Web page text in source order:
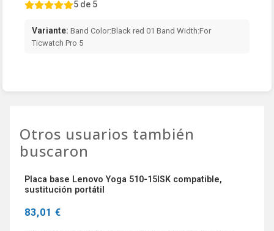
5 de 5
Variante: Band Color:Black red 01 Band Width:For
Ticwatch Pro 5
Otros usuarios también
buscaron
Placa base Lenovo Yoga 510-15ISK compatible,
sustitución portátil
83,01 €